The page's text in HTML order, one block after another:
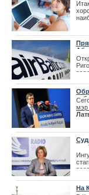
Как получить
Престо
мэр
|На